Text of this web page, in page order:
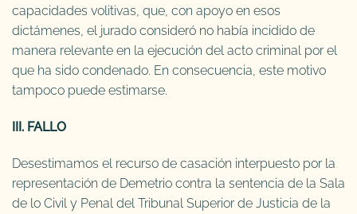
capacidades volitivas, que, con apoyo en esos
dictámenes, el jurado consideró no había incidido de
manera relevante en la ejecución del acto criminal por el
que ha sido condenado. En consecuencia, este motivo
tampoco puede estimarse.
III. FALLO
Desestimamos el recurso de casación interpuesto por la
representación de Demetrio contra la sentencia de la Sala
de lo Civil y Penal del Tribunal Superior de Justicia de la